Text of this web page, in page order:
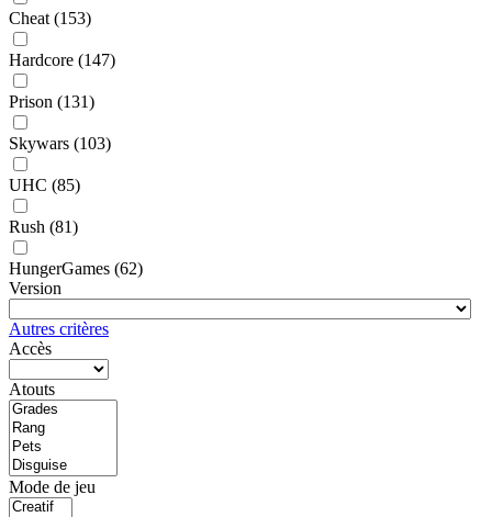
Cheat (153)
Hardcore (147)
Prison (131)
Skywars (103)
UHC (85)
Rush (81)
HungerGames (62)
Version
Autres critères
Accès
Atouts
Mode de jeu